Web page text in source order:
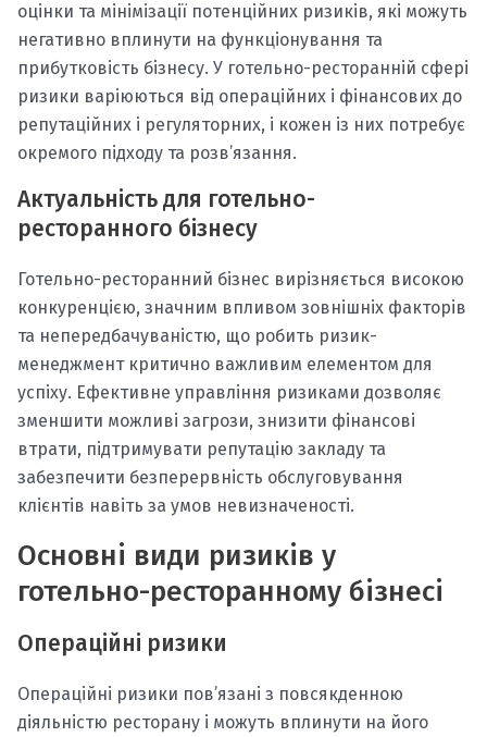
оцінки та мінімізації потенційних ризиків, які можуть
негативно вплинути на функціонування та
прибутковість бізнесу. У готельно-ресторанній сфері
ризики варіюються від операційних і фінансових до
репутаційних і регуляторних, і кожен із них потребує
окремого підходу та розв’язання.
Актуальність для готельно-
ресторанного бізнесу
Готельно-ресторанний бізнес вирізняється високою
конкуренцією, значним впливом зовнішніх факторів
та непередбачуваністю, що робить ризик-
менеджмент критично важливим елементом для
успіху. Ефективне управління ризиками дозволяє
зменшити можливі загрози, знизити фінансові
втрати, підтримувати репутацію закладу та
забезпечити безперервність обслуговування
клієнтів навіть за умов невизначеності.
Основні види ризиків у
готельно-ресторанному бізнесі
Операційні ризики
Операційні ризики пов’язані з повсякденною
діяльністю ресторану і можуть вплинути на його